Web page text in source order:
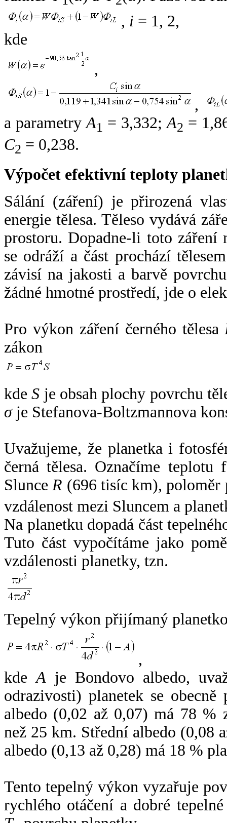
, i = 1, 2,
kde
,
,
a parametryA1 = 3,332;A2 =
C2 = 0,238.
Výpočet efektivní teploty
Sálání (záření) je přirozená
energie tělesa. Těleso vydává
prostoru. Dopadne-li toto záření
se odráží a část prochází
závisí na jakosti a barvě
žádné hmotné prostředí, jde o
Pro výkon záření černého tělesa
zákon
kdeS je obsah plochy povrchu
σje Stefanova-Boltzmannova
Uvažujeme, že planetka i
černá tělesa. Označíme
SlunceR (696 tisíc km),
vzdálenost mezi Sluncem a
Na planetku dopadá část
Tuto část vypočítáme jako
vzdálenosti planetky, tzn.
Tepelný výkon přijímaný
,
kdeA je Bondovo albedo,
odrazivosti) planetek se
albedo (0,02 až 0,07) má 78 %
než 25 km. Střední albedo (0,08
albedo (0,13 až 0,28) má 18 %
Tento tepelný výkon vyzařuje
rychlého otáčení a dobré